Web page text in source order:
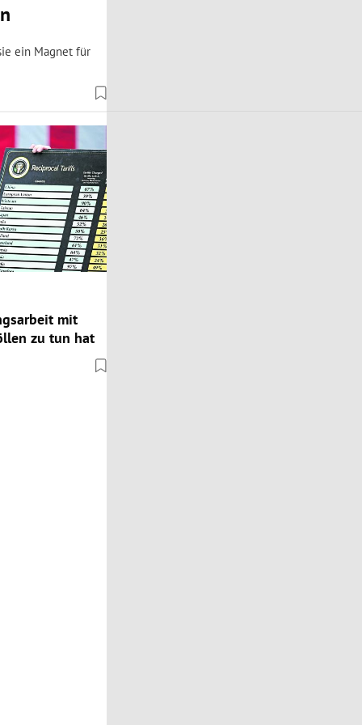
ein Magnet für
mit
zu tun hat